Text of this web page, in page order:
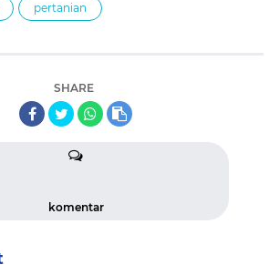
pertanian
SHARE
komentar